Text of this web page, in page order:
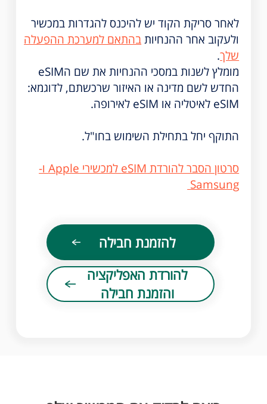
לאחר סריקת הקוד יש להיכנס להגדרות במכשיר
ולעקוב אחר ההנחיותבהתאם למערכת ההפעלה
שלך.
מומלץ לשנות במסכי ההנחיות את שם הeSIM
החדש לשם מדינה או האיזור שרכשתם, לדוגמא:
eSIM לאיטליה או eSIM לאירופה.
התוקף יחל בתחילת השימוש בחו"ל.
סרטון הסבר להורדת eSIM למכשירי Apple ו-
Samsung
להזמנת חבילה
להורדת האפליקציה
והזמנת חבילה